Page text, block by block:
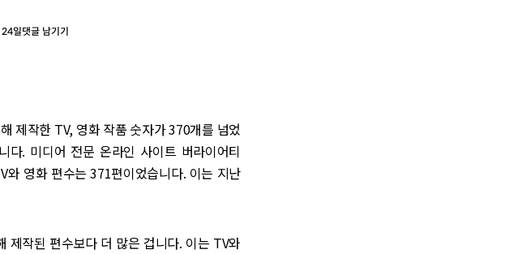
일댓글 남기기
제작한 TV, 영화 작품 숫자가 370개를 넘었
다. 미디어 전문 온라인 사이트 버라이어티
영화 편수는 371편이었습니다. 이는 지난
작된 편수보다 더 많은 겁니다. 이는 TV와